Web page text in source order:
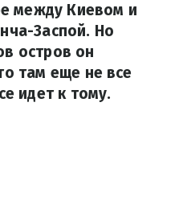
между Киевом и
Заспой. Но
остров он
там еще не все
идет к тому.